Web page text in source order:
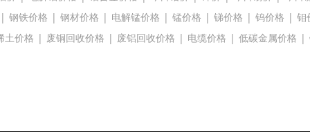
| 钢铁价格 | 钢材价格 | 电解锰价格 | 锰价格 | 锑价格 | 钨价格 | 钼
土价格 | 废铜回收价格 | 废铝回收价格 | 电缆价格 | 低碳金属价格 |